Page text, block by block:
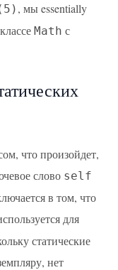
, мы essentially
Math с
что произойдет,
слово self
в том, что
для
статические
нет